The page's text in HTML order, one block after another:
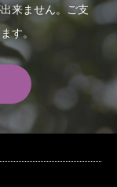
来ません。ご支
す。